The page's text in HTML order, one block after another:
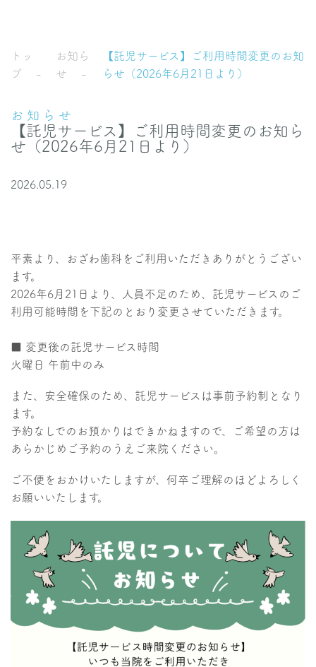
トッ
プ
お知ら
せ
【託児サービス】ご利用時間変更のお知
らせ（2026年6月21日より）
お知らせ
【託児サービス】ご利用時間変更のお知ら
せ（2026年6月21日より）
2026.05.19
平素より、おざわ歯科をご利用いただきありがとうござい
ます。
2026年6月21日より、人員不足のため、託児サービスのご
利用可能時間を下記のとおり変更させていただきます。
■ 変更後の託児サービス時間
火曜日 午前中のみ
また、安全確保のため、託児サービスは事前予約制となり
ます。
予約なしでのお預かりはできかねますので、ご希望の方は
あらかじめご予約のうえご来院ください。
ご不便をおかけいたしますが、何卒ご理解のほどよろしく
お願いいたします。